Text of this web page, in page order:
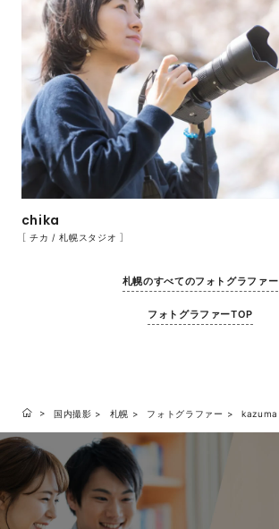
chika
［ チカ / 札幌スタジオ ］
札幌のすべてのフォトグラファー
フォトグラファーTOP
国内撮影 札幌 フォトグラファー kazuma